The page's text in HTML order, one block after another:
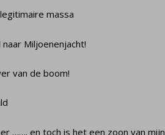
massa
Miljoenenjacht!
van de boom!
……. en toch is het een zoon van mijn